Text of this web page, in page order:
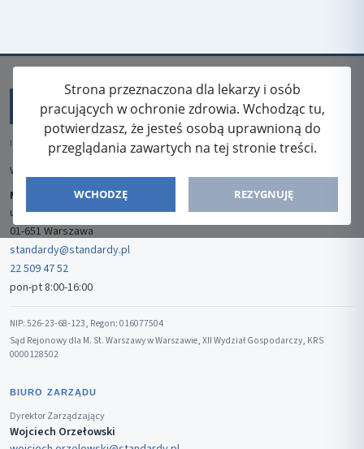
Strona przeznaczona dla lekarzy i osób
pracujących w ochronie zdrowia. Wchodząc tu,
potwierdzasz, że jesteś osobą uprawnioną do
przeglądania zawartych na tej stronie treści.
WCHODZĘ REZYGNUJĘ
ISSN: 2080-5438
WYDAWCA
Media-Press Sp. z o.o.
ul. Gwiaździsta 7B/8
01-651 Warszawa
standardy@standardy.pl
22 509 47 52
pon-pt 8:00-16:00
NIP: 526-23-68-123, Regon: 016077504
Sąd Rejonowy dla M. St. Warszawy w Warszawie, XII Wydział Gospodarczy, KRS
0000128502
BIURO ZARZĄDU
Dyrektor Zarządzający
Wojciech Orzełowski